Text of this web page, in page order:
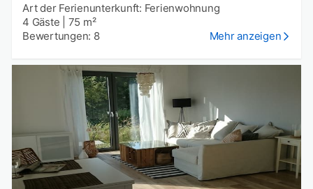
Art der Ferienunterkunft: Ferienwohnung
4 Gäste
75 m²
Bewertungen: 8
Mehr anzeigen